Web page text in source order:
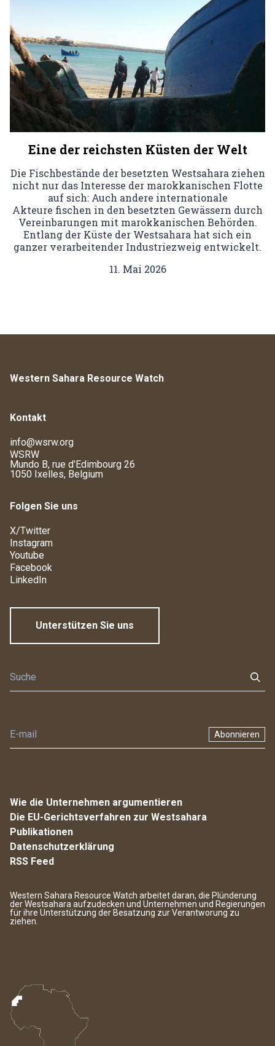
Eine der reichsten Küsten der Welt
Die Fischbestände der besetzten Westsahara ziehen
nicht nur das Interesse der marokkanischen Flotte
auf sich: Auch andere internationale
Akteure fischen in den besetzten Gewässern durch
Vereinbarungen mit marokkanischen Behörden.
Entlang der Küste der Westsahara hat sich ein
ganzer verarbeitender Industriezweig entwickelt.
11. Mai 2026
Western Sahara Resource Watch
Kontakt
info@wsrw.org
WSRW
Mundo B, rue d'Edimbourg 26
1050 Ixelles, Belgium
Folgen Sie uns
X/Twitter
Instagram
Youtube
Facebook
LinkedIn
Unterstützen Sie uns
Abonnieren
Wie die Unternehmen argumentieren
Die EU-Gerichtsverfahren zur Westsahara
Publikationen
Datenschutzerklärung
RSS Feed
Western Sahara Resource Watch arbeitet daran, die Plünderung
der Westsahara aufzudecken und Unternehmen und Regierungen
für ihre Unterstützung der Besatzung zur Verantworung zu
ziehen.